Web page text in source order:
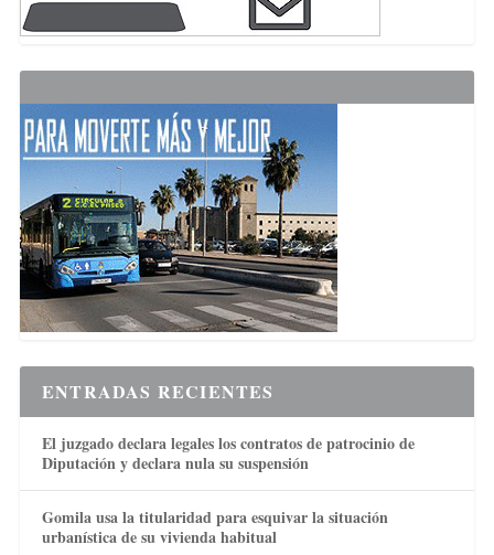
ENTRADAS RECIENTES
El juzgado declara legales los contratos de patrocinio de
Diputación y declara nula su suspensión
Gomila usa la titularidad para esquivar la situación
urbanística de su vivienda habitual